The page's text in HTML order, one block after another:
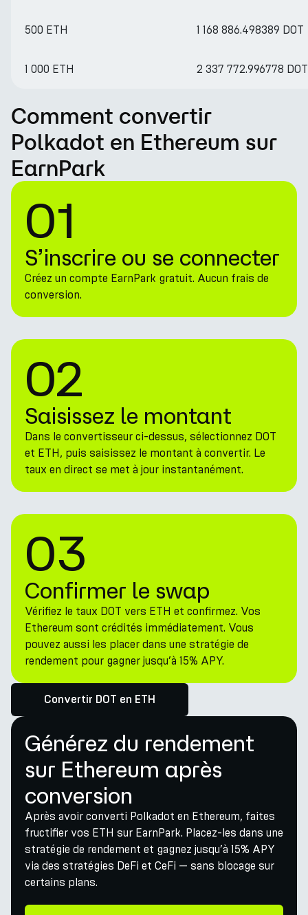
500 ETH 1 168 886.498389 DOT
1 000 ETH 2 337 772.996778 DOT
Comment convertir
Polkadot en Ethereum sur
EarnPark
01
S’inscrire ou se connecter
Créez un compte EarnPark gratuit. Aucun frais de
conversion.
02
Saisissez le montant
Dans le convertisseur ci-dessus, sélectionnez DOT
et ETH, puis saisissez le montant à convertir. Le
taux en direct se met à jour instantanément.
03
Confirmer le swap
Vérifiez le taux DOT vers ETH et confirmez. Vos
Ethereum sont crédités immédiatement. Vous
pouvez aussi les placer dans une stratégie de
rendement pour gagner jusqu’à 15% APY.
Convertir DOT en ETH
Générez du rendement
sur Ethereum après
conversion
Après avoir converti Polkadot en Ethereum, faites
fructifier vos ETH sur EarnPark. Placez-les dans une
stratégie de rendement et gagnez jusqu’à 15% APY
via des stratégies DeFi et CeFi — sans blocage sur
certains plans.